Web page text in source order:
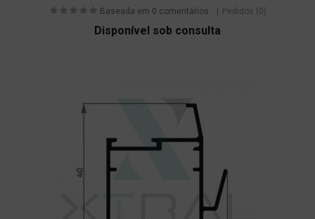
Baseada em 0 comentários. Pedidos (0)
Disponível sob consulta